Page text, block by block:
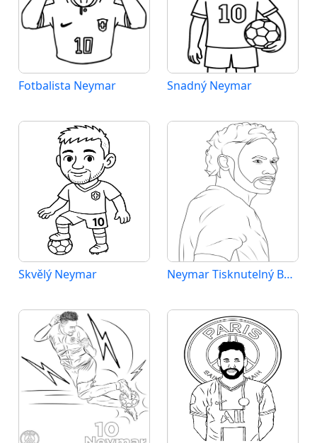
Fotbalista Neymar Snadný Neymar
Skvělý Neymar Neymar Tisknutelný Bez Poplatku